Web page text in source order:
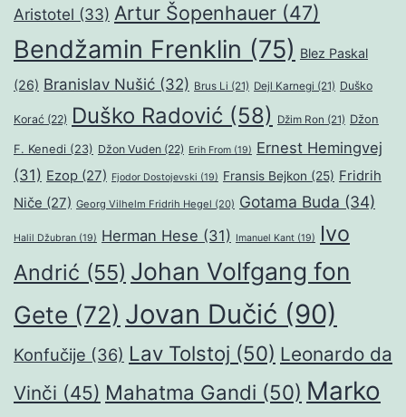
Aristotel (33) Artur Šopenhauer (47)
Bendžamin Frenklin (75) Blez Paskal
(26) Branislav Nušić (32) Brus Li (21) Dejl Karnegi (21) Duško
Korać (22) Duško Radović (58) Džim Ron (21) Džon
F. Kenedi (23) Džon Vuden (22) Erih From (19) Ernest Hemingvej
(31) Ezop (27) Fjodor Dostojevski (19) Fransis Bejkon (25) Fridrih
Niče (27) Georg Vilhelm Fridrih Hegel (20) Gotama Buda (34)
Halil Džubran (19) Herman Hese (31) Imanuel Kant (19)
Ivo
Andrić (55) Johan Volfgang fon
Gete (72) Jovan Dučić (90)
Konfučije (36) Lav Tolstoj (50) Leonardo da
Vinči (45) Mahatma Gandi (50) Marko